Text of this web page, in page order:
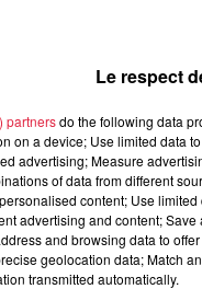
du vendredi 07
vendredi 07 août 2026
Le respect
partnersdo the following data
on a device; Use limited data
advertising; Measure
of data from different
content; Use
advertising and content;
and browsing data to
geolocation data; Match
transmitted automatically.